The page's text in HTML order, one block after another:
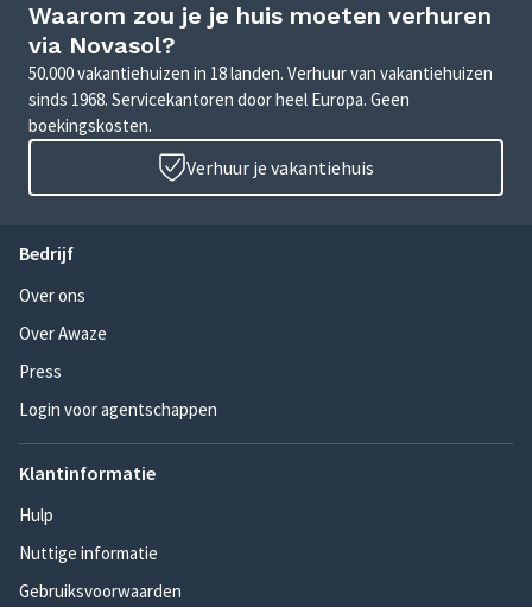
Waarom zou je je huis moeten verhuren
via Novasol?
50.000 vakantiehuizen in 18 landen. Verhuur van vakantiehuizen
sinds 1968. Servicekantoren door heel Europa. Geen
boekingskosten.
Verhuur je vakantiehuis
Bedrijf
Over ons
Over Awaze
Press
Login voor agentschappen
Klantinformatie
Hulp
Nuttige informatie
Gebruiksvoorwaarden